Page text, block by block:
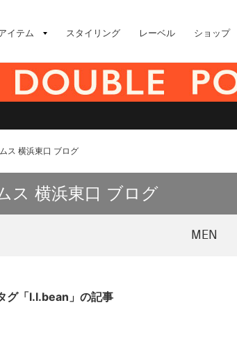
イテム スタイリング レーベル ショップ
ス 横浜東口 ブログ
ス 横浜東口 ブログ
MEN
グ「l.l.bean」の記事